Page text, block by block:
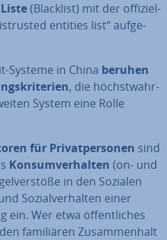
(Blacklist) mit der of­fi­zi­el­
entities list“ auf­ge­
Systeme in China beruhen
, die höchst­wahr­
System eine Rolle
für Pri­vat­per­so­nen sind
Kon­sum­ver­hal­ten (on- und
in den Sozialen
So­zi­al­ver­hal­ten einer
ein. Wer etwa öf­fent­li­ches
fa­mi­liä­ren Zu­sam­men­halt